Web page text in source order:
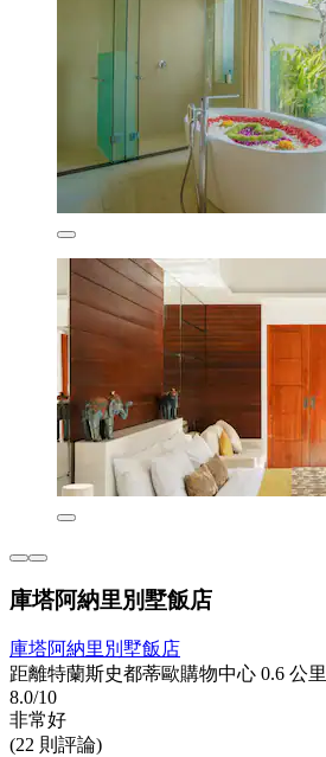
庫塔阿納里別墅飯店
庫塔阿納里別墅飯店
距離特蘭斯史都蒂歐購物中心 0.6 公里
8.0/10
非常好
(22 則評論)